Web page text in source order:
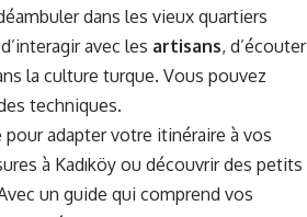
dans les vieux quartiers
avec les artisans, d’écouter
la culture turque. Vous pouvez
techniques.
pour adapter votre itinéraire à vos
à Kadıköy ou découvrir des petits
un guide qui comprend vos